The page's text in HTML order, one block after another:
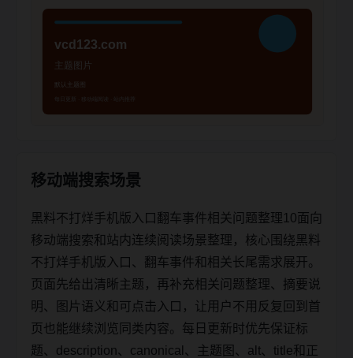
移动端搜索场景
黑料不打烊手机版入口翻车事件相关问题整理10面向
移动端搜索和站内连续阅读场景整理，核心围绕黑料
不打烊手机版入口、翻车事件和相关长尾需求展开。
页面先给出清晰主题，再补充相关问题整理、摘要说
明、图片语义和可点击入口，让用户不用反复回到首
页也能继续浏览同类内容。每日更新时优先保证标
题、description、canonical、主题图、alt、title和正